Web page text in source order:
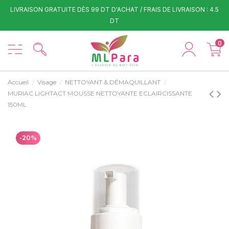
LIVRAISON GRATUITE DÈS 99 DT D'ACHAT / FRAIS DE LIVRAISON : 4.5
DT
0
Accueil Visage
NETTOYANT & DÉMAQUILLANT
MURIAC LIGHTACT MOUSSE NETTOYANTE ECLAIRCISSANTE
150ML
-20%